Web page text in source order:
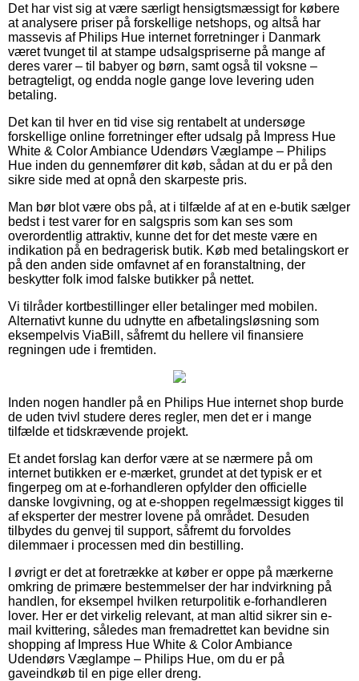
Det har vist sig at være særligt hensigtsmæssigt for købere
at analysere priser på forskellige netshops, og altså har
massevis af Philips Hue internet forretninger i Danmark
været tvunget til at stampe udsalgspriserne på mange af
deres varer – til babyer og børn, samt også til voksne –
betragteligt, og endda nogle gange love levering uden
betaling.
Det kan til hver en tid vise sig rentabelt at undersøge
forskellige online forretninger efter udsalg på Impress Hue
White & Color Ambiance Udendørs Væglampe – Philips
Hue inden du gennemfører dit køb, sådan at du er på den
sikre side med at opnå den skarpeste pris.
Man bør blot være obs på, at i tilfælde af at en e-butik sælger
bedst i test varer for en salgspris som kan ses som
overordentlig attraktiv, kunne det for det meste være en
indikation på en bedragerisk butik. Køb med betalingskort er
på den anden side omfavnet af en foranstaltning, der
beskytter folk imod falske butikker på nettet.
Vi tilråder kortbestillinger eller betalinger med mobilen.
Alternativt kunne du udnytte en afbetalingsløsning som
eksempelvis ViaBill, såfremt du hellere vil finansiere
regningen ude i fremtiden.
Inden nogen handler på en Philips Hue internet shop burde
de uden tvivl studere deres regler, men det er i mange
tilfælde et tidskrævende projekt.
Et andet forslag kan derfor være at se nærmere på om
internet butikken er e-mærket, grundet at det typisk er et
fingerpeg om at e-forhandleren opfylder den officielle
danske lovgivning, og at e-shoppen regelmæssigt kigges til
af eksperter der mestrer lovene på området. Desuden
tilbydes du genvej til support, såfremt du forvoldes
dilemmaer i processen med din bestilling.
I øvrigt er det at foretrække at køber er oppe på mærkerne
omkring de primære bestemmelser der har indvirkning på
handlen, for eksempel hvilken returpolitik e-forhandleren
lover. Her er det virkelig relevant, at man altid sikrer sin e-
mail kvittering, således man fremadrettet kan bevidne sin
shopping af Impress Hue White & Color Ambiance
Udendørs Væglampe – Philips Hue, om du er på
gaveindkøb til en pige eller dreng.